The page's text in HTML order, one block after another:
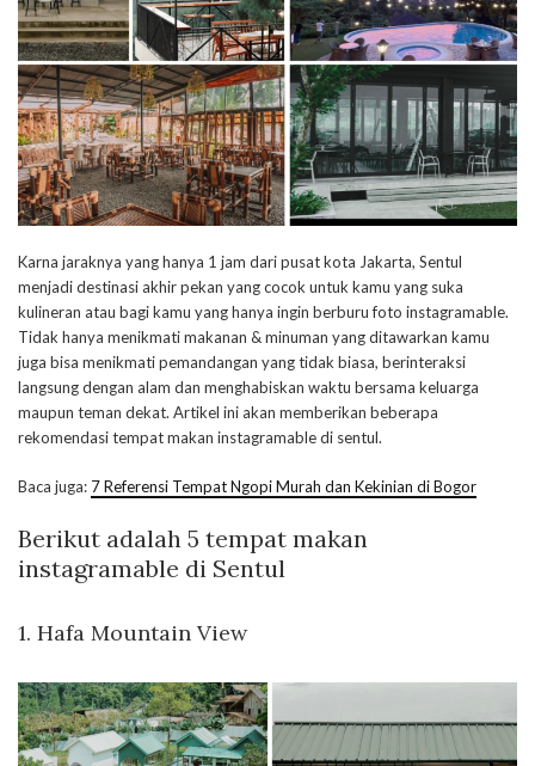
Karna jaraknya yang hanya 1 jam dari pusat kota Jakarta, Sentul
menjadi destinasi akhir pekan yang cocok untuk kamu yang suka
kulineran atau bagi kamu yang hanya ingin berburu foto instagramable.
Tidak hanya menikmati makanan & minuman yang ditawarkan kamu
juga bisa menikmati pemandangan yang tidak biasa, berinteraksi
langsung dengan alam dan menghabiskan waktu bersama keluarga
maupun teman dekat. Artikel ini akan memberikan beberapa
rekomendasi tempat makan instagramable di sentul.
Baca juga: 7 Referensi Tempat Ngopi Murah dan Kekinian di Bogor
Berikut adalah 5 tempat makan
instagramable di Sentul
1. Hafa Mountain View